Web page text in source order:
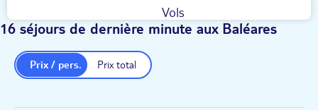
Vols
16 séjours de dernière minute aux Baléares
Prix total
Prix / pers.